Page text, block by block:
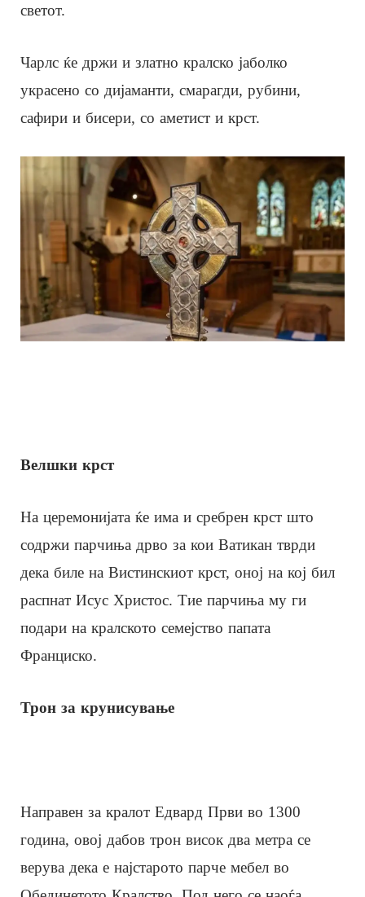
светот.
Чарлс ќе држи и златно кралско јаболко
украсено со дијаманти, смарагди, рубини,
сафири и бисери, со аметист и крст.
Велшки крст
На церемонијата ќе има и сребрен крст што
содржи парчиња дрво за кои Ватикан тврди
дека биле на Вистинскиот крст, оној на кој бил
распнат Исус Христос. Тие парчиња му ги
подари на кралското семејство папата
Франциско.
Трон за крунисување
Направен за кралот Едвард Први во 1300
година, овој дабов трон висок два метра се
верува дека е најстарото парче мебел во